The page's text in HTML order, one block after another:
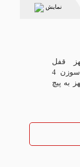
نمایش
قفل
ایمنیقدرت کوبش بالای منگنهمخصوص سوزن 4
به پیچ